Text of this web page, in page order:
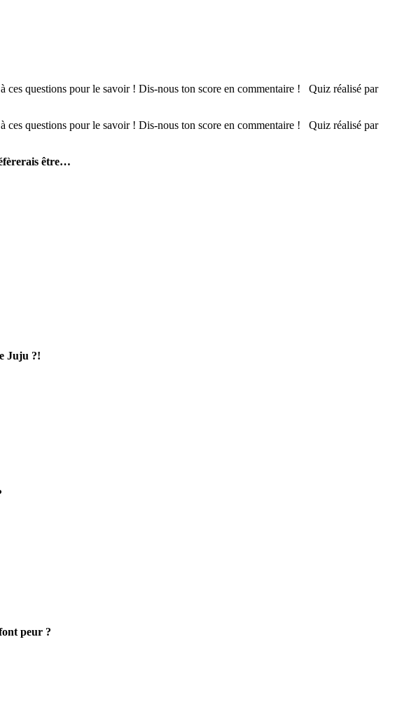
ces questions pour le savoir ! Dis-nous ton score en commentaire ! Quiz réalisé par
ces questions pour le savoir ! Dis-nous ton score en commentaire ! Quiz réalisé par
être…
Juju ?!
peur ?